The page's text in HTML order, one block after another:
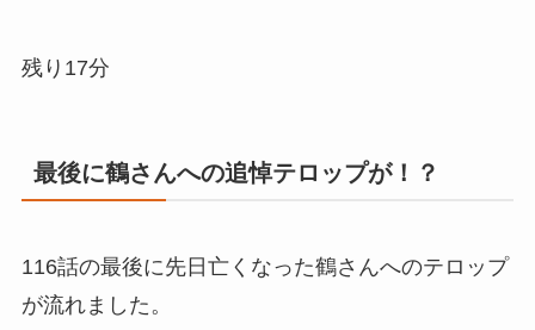
残り17分
最後に鶴さんへの追悼テロップが！？
116話の最後に先日亡くなった鶴さんへのテロップ
が流れました。